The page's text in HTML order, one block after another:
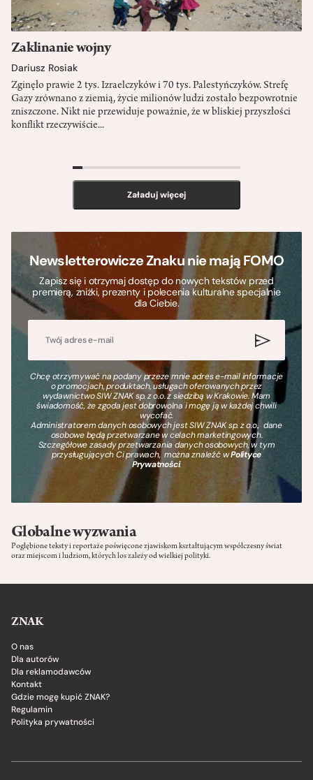
Zaklinanie wojny
Dariusz Rosiak
Zginęło prawie 2 tys. Izraelczyków i 70 tys. Palestyńczyków. Strefę
Gazy zrównano z ziemią, życie milionów ludzi zostało bezpowrotnie
zniszczone. Nikt nie przewiduje poważnie, że w bliskiej przyszłości
konflikt rzeczywiście...
>
Załaduj więcej
Newsletterowicze Znaku nie mają FOMO
Zapisz się i otrzymaj dostęp do nowych tekstów przed
premierą, zniżki, prezenty i polecenia kulturalne specjalnie
dla Ciebie.
Chcę otrzymywać na podany przeze mnie adres e-mail informacje
o promocjach, produktach, usługach oferowanych przez
wydawnictwo SIW ZNAK sp. z o.o. z siedzibą w Krakowie. Mam
świadomość, że zgoda jest dobrowolna i mogę ją w każdej chwili
wycofać.
Administratorem danych osobowych jest SIW ZNAK sp. z o.o., dane
osobowe będą przetwarzane w celach marketingowych.
Szczegółowe zasady przetwarzania danych osobowych, w tym
przysługujących Ci prawach, można znaleźć wPolityce
Prywatności.
Globalne wyzwania
Pogłębionetekstyi reportażepoświęcone zjawiskom kształtującym współczesny świat
orazmiejscom i ludziom, których los zależy od wielkiej polityki.
ZNAK
O nas
Dla autorów
Dla reklamodawców
Kontakt
Gdzie mogę kupić ZNAK?
Regulamin
Polityka prywatności